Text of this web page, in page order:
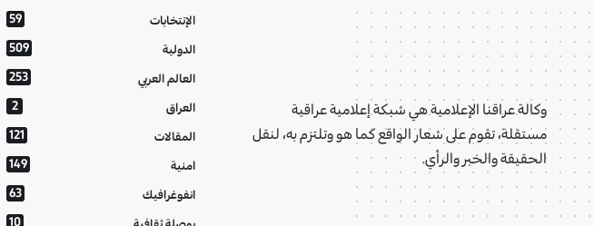
وكالة عراقنا الإعلامية هي شبكة إعلامية عراقية
مستقلة، تقوم على شعار الواقع كما هو وتلتزم به، لنقل
الحقيقة والخبر والرأي.
الإنتخابات 59
الدولية 509
العالم العربي 253
العراق 2
المقالات 121
امنية 149
انفوغرافيك 63
10